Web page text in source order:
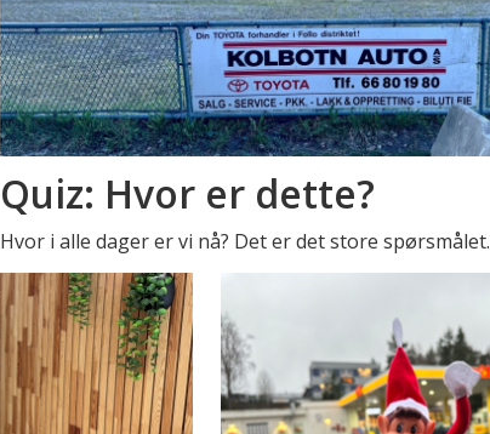
Quiz: Hvor er dette?
Hvor i alle dager er vi nå? Det er det store spørsmålet.